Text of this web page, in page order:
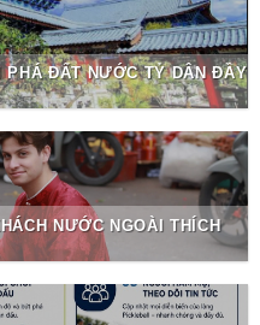
PHÁ ĐẤT NƯỚC TỶ DÂN ĐẦY
NƯỚC NGOÀI THÍCH